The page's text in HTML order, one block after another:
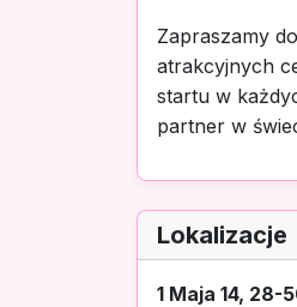
Zapraszamy
atrakcyjnych
startu w
partner w
Lokalizacje
1 Maja 14,